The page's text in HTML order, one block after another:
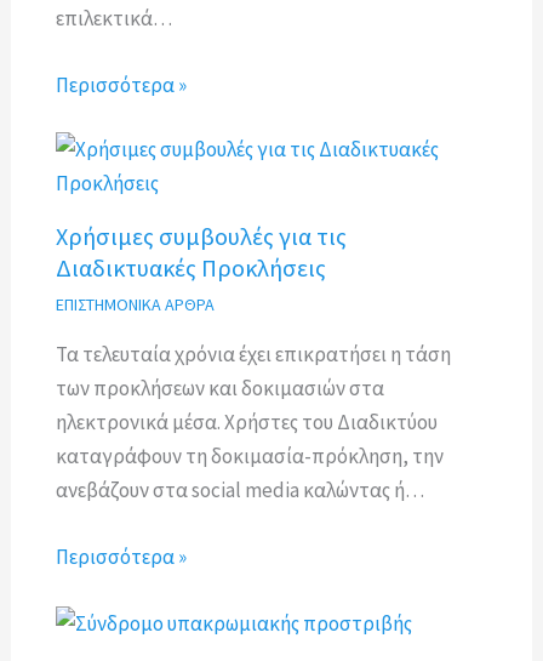
επιλεκτικά…
Περισσότερα »
Χρήσιμες συμβουλές για τις
Διαδικτυακές Προκλήσεις
ΕΠΙΣΤΗΜΟΝΙΚΑ ΑΡΘΡΑ
Τα τελευταία χρόνια έχει επικρατήσει η τάση
των προκλήσεων και δοκιμασιών στα
ηλεκτρονικά μέσα. Χρήστες του Διαδικτύου
καταγράφουν τη δοκιμασία-πρόκληση, την
ανεβάζουν στα social media καλώντας ή…
Περισσότερα »